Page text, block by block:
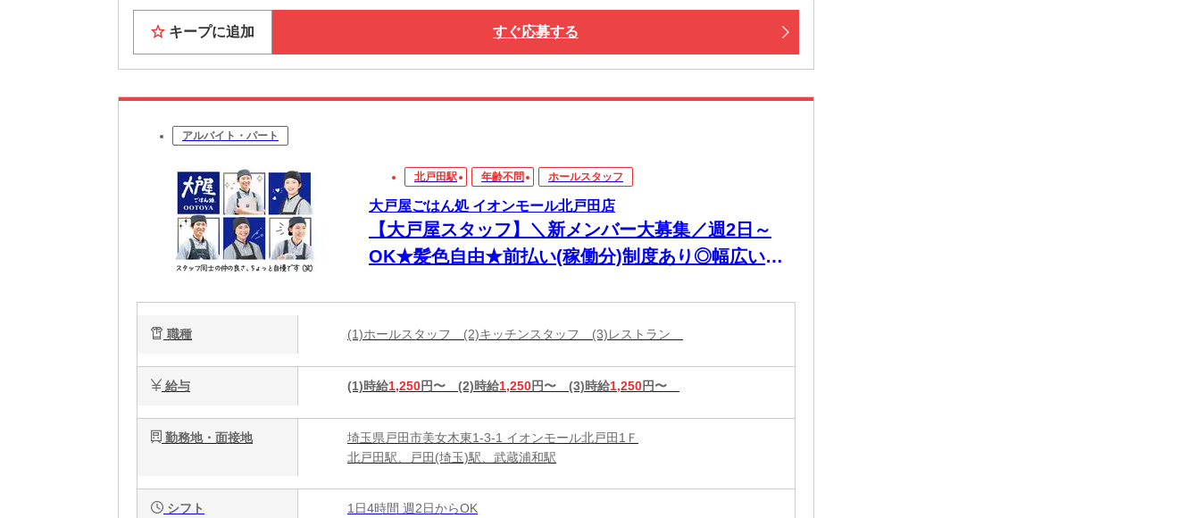
キープに追加 すぐ応募する
アルバイト・パート
北戸田駅 年齢不問 ホールスタッフ
大戸屋ごはん処 イオンモール北戸田店
【大戸屋スタッフ】＼新メンバー大募集／週2日～
OK★髪色自由★前払い(稼働分)制度あり◎幅広い年
職種 (1)ホールスタッフ (2)キッチンスタッフ (3)レストラン
給与 (1)時給1,250円〜 (2)時給1,250円〜 (3)時給1,250円〜
勤務地・面接地
埼玉県戸田市美女木東1-3-1 イオンモール北戸田1Ｆ
北戸田駅、戸田(埼玉)駅、武蔵浦和駅
シフト 1日4時間 週2日からOK